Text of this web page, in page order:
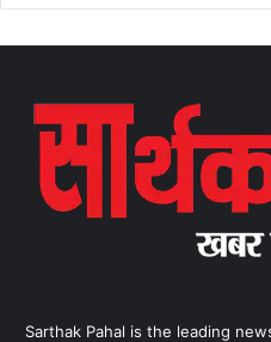
Sarthak Pahal is the leading